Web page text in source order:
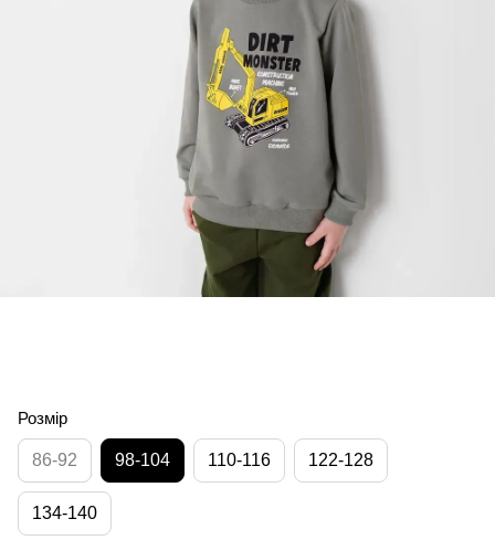
Розмір
86-92 98-104 110-116 122-128
134-140